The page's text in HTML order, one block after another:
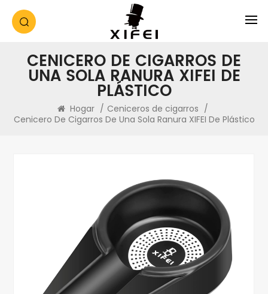
CENICERO DE CIGARROS DE
UNA SOLA RANURA XIFEI DE
PLÁSTICO
Hogar / Ceniceros de cigarros /
Cenicero De Cigarros De Una Sola Ranura XIFEI De Plástico